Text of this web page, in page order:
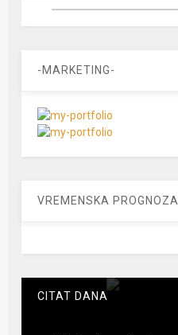
-MARKETING-
VREMENSKA PROGNOZA
CITAT DANA